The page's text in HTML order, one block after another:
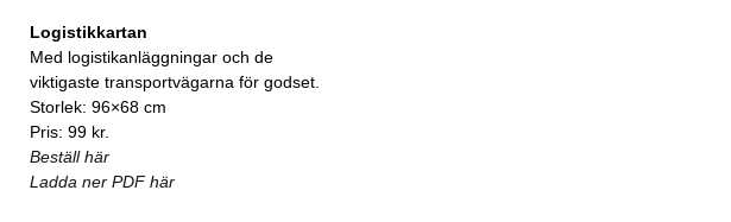
Logistikkartan
Med logistikanläggningar och de
viktigaste transportvägarna för godset.
Storlek: 96×68 cm
Pris: 99 kr.
Beställ här
Ladda ner PDF här